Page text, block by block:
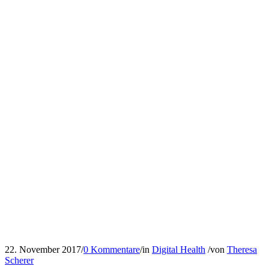
22. November 2017/0 Kommentare/in Digital Health /von Theresa
Scherer